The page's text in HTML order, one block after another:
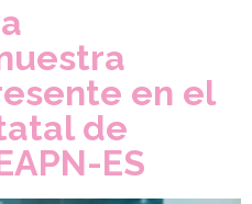
en el
de
ES